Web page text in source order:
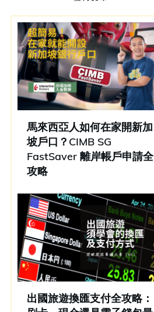
馬來西亞人如何在家開新加
坡戶口？CIMB SG
FastSaver 離岸帳戶申請全
攻略
出國旅遊換匯支付全攻略：